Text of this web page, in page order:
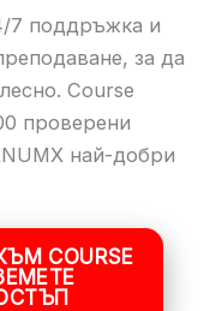
7 поддръжка и
за да
Course
проверени
най-добри
COURSE